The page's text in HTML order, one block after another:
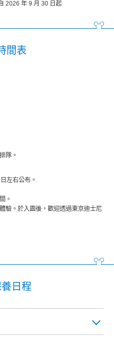
2026 年 9 月 30 日起
間表
隊。
左右公布。
。
驗。於入園後，歡迎透過東京迪士尼
日程